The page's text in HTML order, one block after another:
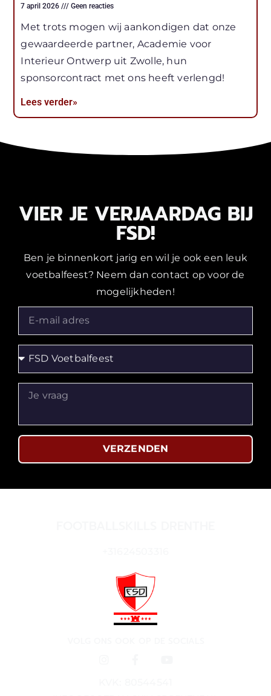
7 april 2026 Geen reacties
Met trots mogen wij aankondigen dat onze
gewaardeerde partner, Academie voor
Interieur Ontwerp uit Zwolle, hun
sponsorcontract met ons heeft verlengd!
Lees verder»
VIER JE VERJAARDAG BIJ
FSD!
Ben je binnenkort jarig en wil je ook een leuk
voetbalfeest? Neem dan contact op voor de
mogelijkheden!
VERZENDEN